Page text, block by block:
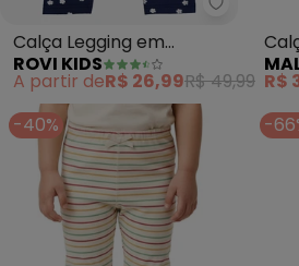
Rovi
Calça Legging em
Molecotton (Azul)
ROVI KIDS
A partir deR$ 26,99R$ 49,99
em
R$
-40%
-